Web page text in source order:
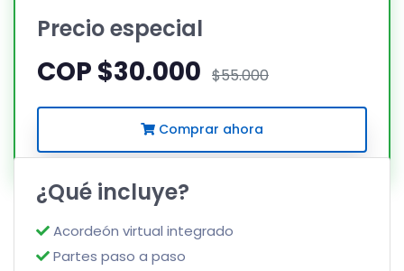
Precio especial
COP $30.000 $55.000
Comprar ahora
¿Qué incluye?
Acordeón virtual integrado
Partes paso a paso